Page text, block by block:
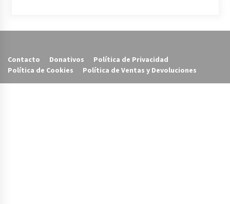
Contacto Donativos
Política de Privacidad
Política de Cookies
Política de Ventas y Devoluciones